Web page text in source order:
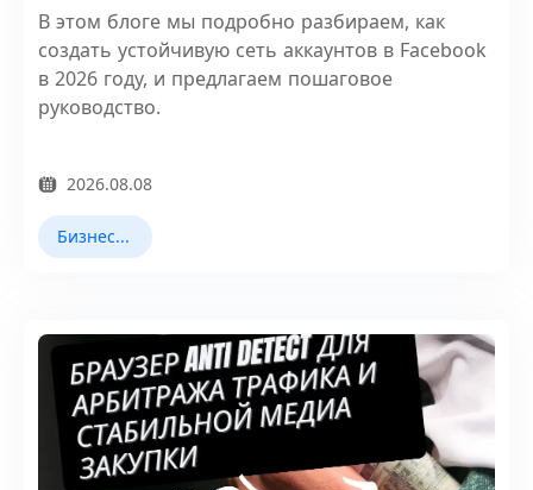
В этом блоге мы подробно разбираем, как
создать устойчивую сеть аккаунтов в Facebook
в 2026 году, и предлагаем пошаговое
руководство.
2026.08.08
Бизнес-сотрудничество